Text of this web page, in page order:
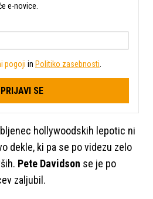
e-novice.
pogoji in Politiko zasebnosti
PRIJAVI SE
hollywoodskih lepotic ni
dekle, ki pa se po videzu zelo
Pete Davidson se je po
zaljubil.